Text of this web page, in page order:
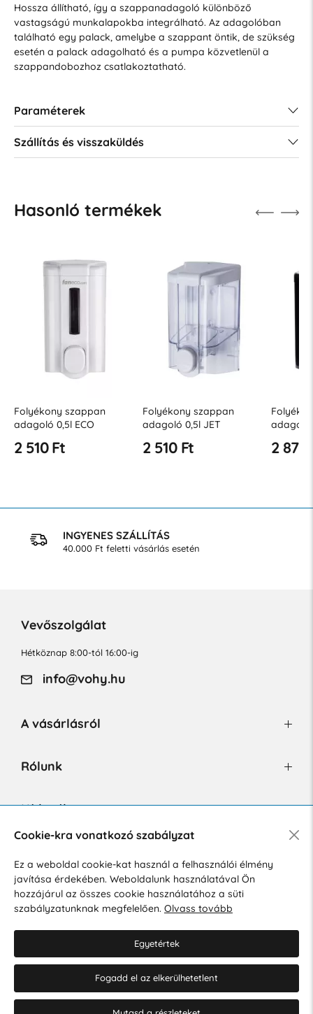
Hossza állítható, így a szappanadagoló különböző
vastagságú munkalapokba integrálható. Az adagolóban
található egy palack, amelybe a szappant öntik, de szükség
esetén a palack adagolható és a pumpa közvetlenül a
szappandobozhoz csatlakoztatható.
Paraméterek
Szállítás és visszaküldés
Hasonló termékek
Folyékony szappan
adagoló 0,5l ECO
2 510 Ft
Folyékony szappan
adagoló 0,5l JET
2 510 Ft
adagoló
2 872
INGYENES SZÁLLÍTÁS
40.000 Ft feletti vásárlás esetén
Vevőszolgálat
Hétköznap 8:00-tól 16:00-ig
info@vohy.hu
A vásárlásról
Rólunk
Hírlevél
Hozzájárulok a személyes adatok marketing célú kezeléséhez.
Személyes adatok védelmére vonatkozó szabályzat.
Cookie-beállítások szerkesztése
Cookie-kra vonatkozó szabályzat
Ez a weboldal cookie-kat használ a felhasználói élmény
javítása érdekében. Weboldalunk használatával Ön
hozzájárul az összes cookie használatához a süti
szabályzatunknak megfelelően. Olvass tovább
Egyetértek
Fogadd el az elkerülhetetlent